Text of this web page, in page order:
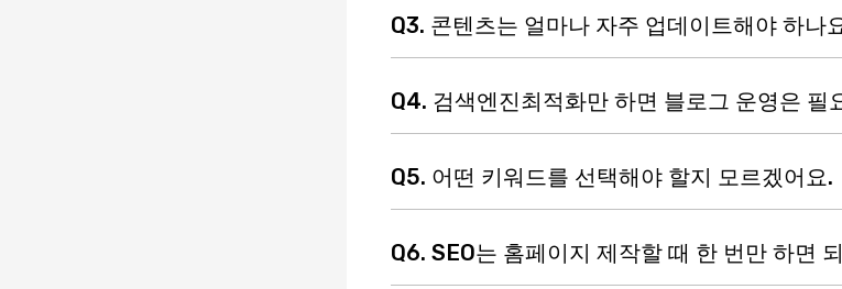
Q3. 콘텐츠는 얼마나 자주 업데이트해야 하나
Q4. 검색엔진최적화만 하면 블로그 운영은 필
Q5. 어떤 키워드를 선택해야 할지 모르겠어요.
Q6. SEO는 홈페이지 제작할 때 한 번만 하면